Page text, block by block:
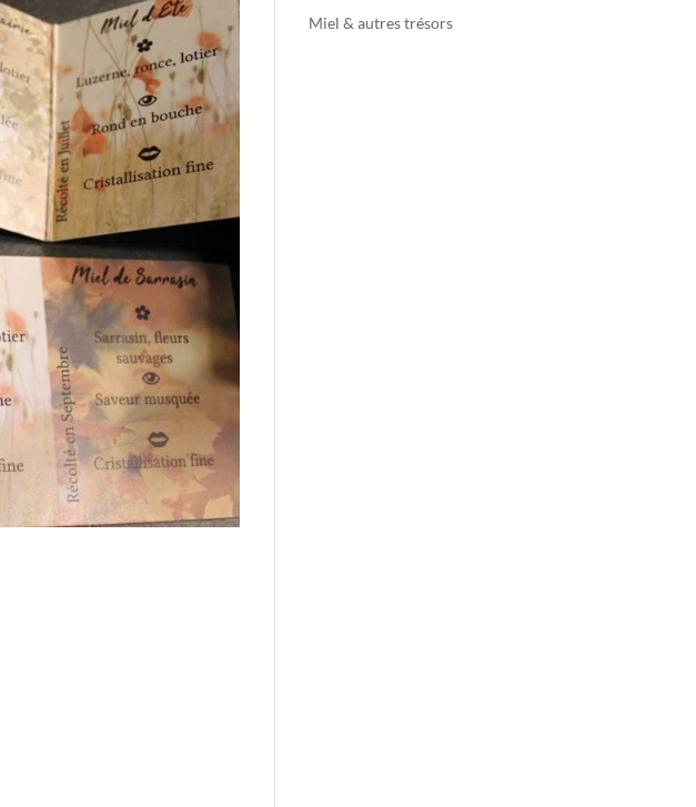
Miel & autres trésors